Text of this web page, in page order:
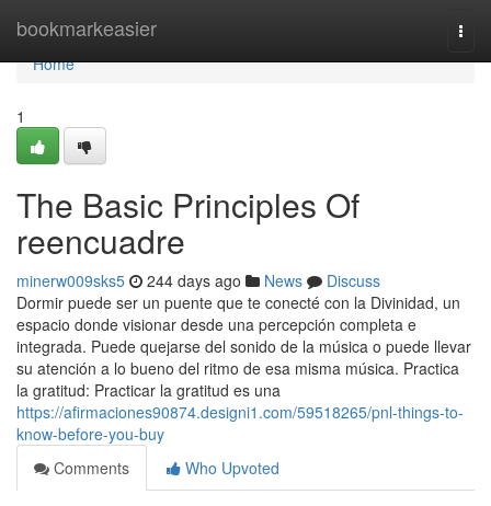
bookmarkeasier
Home
Home
1
The Basic Principles Of
reencuadre
minerw009sks5 244 days ago News
Discuss
Dormir puede ser un puente que te conecté con la Divinidad, un
espacio donde visionar desde una percepción completa e
integrada. Puede quejarse del sonido de la música o puede llevar
su atención a lo bueno del ritmo de esa misma música. Practica
la gratitud: Practicar la gratitud es una
https://afirmaciones90874.designi1.com/59518265/pnl-things-to-
know-before-you-buy
Comments
Who Upvoted